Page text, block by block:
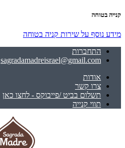
קנייה בטוחה
מידע נוסף על שירות קניה בטוחה
התחברות
sagradamadreisrael@gmail.com
אודות
צרו קשר
תשלום בביט /פייבוקס - לחצו כאן
תווי קנייה